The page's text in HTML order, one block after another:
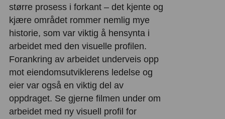
større prosess i forkant – det kjente og
kjære området rommer nemlig mye
historie, som var viktig å hensynta i
arbeidet med den visuelle profilen.
Forankring av arbeidet underveis opp
mot eiendomsutviklerens ledelse og
eier var også en viktig del av
oppdraget. Se gjerne filmen under om
arbeidet med ny visuell profil for